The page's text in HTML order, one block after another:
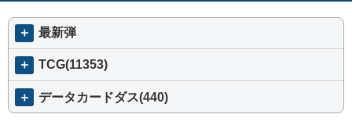
＋ 最新弾
＋ TCG(11353)
＋ データカードダス(440)